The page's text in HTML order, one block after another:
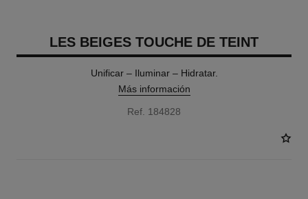
LES BEIGES TOUCHE DE TEINT
Unificar – Iluminar – Hidratar.
Más información
Ref. 184828